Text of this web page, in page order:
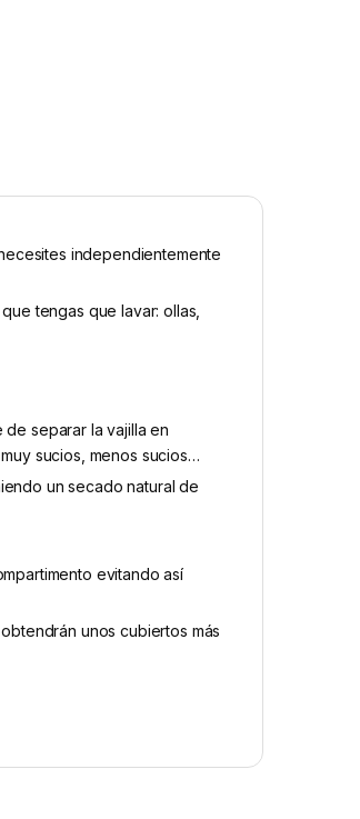
independientemente
tengas que lavar: ollas,
separar la vajilla en
sucios, menos sucios…
un secado natural de
evitando así
unos cubiertos más